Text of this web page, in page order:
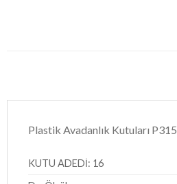
Plastik Avadanlık Kutuları P315
KUTU ADEDİ: 16